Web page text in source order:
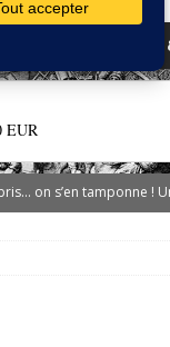
EUR
on s’en tamponne !